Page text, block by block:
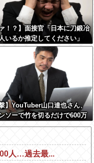
！？】面接官「日本に刀鍛冶
いるか推定してください」
人です」 面接官「どうい
に考えましたか？」 俺「知っ
した」→この後『こう』なった
マジで納得いかな
！！！
】YouTuber山口達也さん、
ソーで竹を切るだけで600万
突破してしまう←正直、こう
人…過去最...